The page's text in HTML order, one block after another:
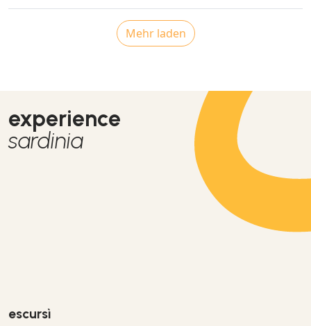
Mehr laden
experience
sardinia
escursì